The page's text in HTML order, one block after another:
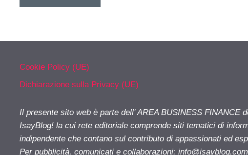
Cookie Policy (UE)
Dichiarazione sulla Privacy (UE)
Il presente sito web è parte dell' AREA BUSINESS FINANCE
IsayBlog! la cui rete editoriale comprende siti tematici di
indipendente che contano sul contributo di appassionati ed
Per pubblicità, comunicati e collaborazioni: info@isayblog.com